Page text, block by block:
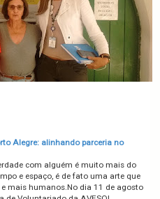
Alegre: alinhando parceria no
com alguém é muito mais do
e espaço, é de fato uma arte que
mais humanos.No dia 11 de agosto